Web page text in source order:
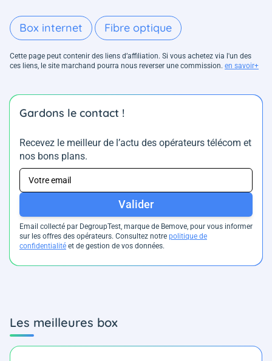
Box internet Fibre optique
Cette page peut contenir des liens d’affiliation. Si vous achetez via l'un des
ces liens, le site marchand pourra nous reverser une commission. en savoir+
Gardons le contact !
Recevez le meilleur de l’actu des opérateurs télécom et
nos bons plans.
Valider
Email collecté par DegroupTest, marque de Bemove, pour vous informer
sur les offres des opérateurs. Consultez notre politique de
confidentialité et de gestion de vos données.
Les meilleures box